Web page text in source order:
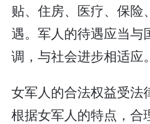
贴、住房、医疗、保险
遇。军人的待遇应当与
调，与社会进步相适应。
女军人的合法权益受法
根据女军人的特点，合